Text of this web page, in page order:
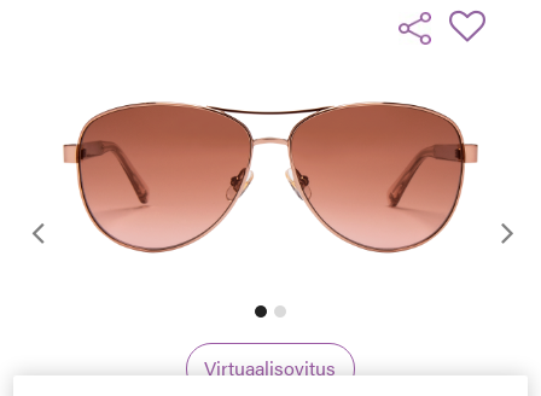
Edellinen
Virtuaalisovitus